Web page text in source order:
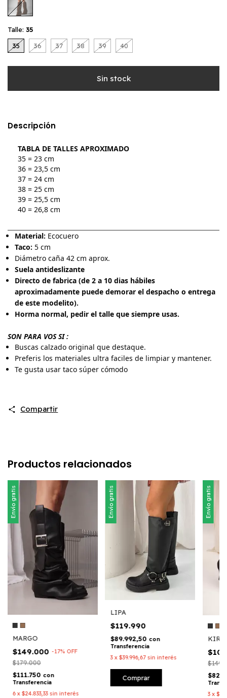
Talle: 35
35
36 37 38 39 40
Descripción
TABLA DE TALLES APROXIMADO
35 = 23 cm
36 = 23,5 cm
37 = 24 cm
38 = 25 cm
39 = 25,5 cm
40 = 26,8 cm
Material: Ecocuero
Taco: 5 cm
Diámetro caña 42 cm aprox.
Suela antideslizante
Directo de fabrica (de 2 a 10 dias hábiles
aproximadamente puede demorar el despacho o entrega
de este modelito).
Horma normal, pedir el talle que siempre usas.
SON PARA VOS SI :
Buscas calzado original que destaque.
Preferis los materiales ultra faciles de limpiar y mantener.
Te gusta usar taco súper cómodo
Compartir
Productos relacionados
Envío gratis
MARGO
$149.000 -17% OFF
$179.000
$111.750 con
Transferencia
6 x $24.833,33 sin interés
Envío gratis
LIPA
$119.990
$89.992,50 con
Transferencia
3 x $39.996,67 sin interés
Comprar
Envío gratis
KIRA
3 x